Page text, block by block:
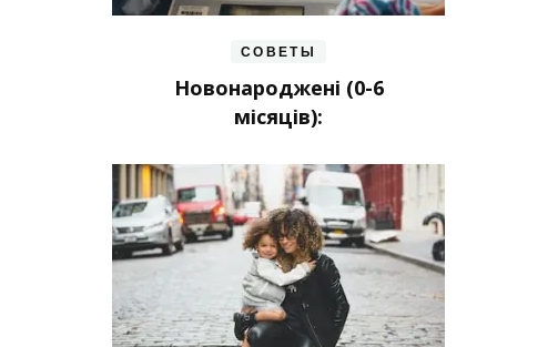
СОВЕТЫ
Новонароджені (0-6
місяців):